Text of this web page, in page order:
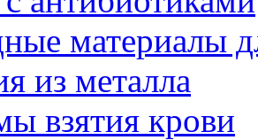
материалы
из металла
взятия крови